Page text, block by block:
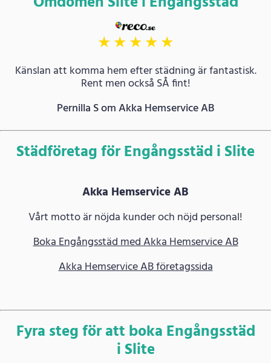
★★★★★
Känslan att komma hem efter städning är fantastisk.
Rent men också SÅ fint!
Pernilla S om Akka Hemservice AB
Städföretag för Engångsstäd i Slite
Akka Hemservice AB
Vårt motto är nöjda kunder och nöjd personal!
Boka Engångsstäd med Akka Hemservice AB
Akka Hemservice AB företagssida
Fyra steg för att boka Engångsstäd
i Slite